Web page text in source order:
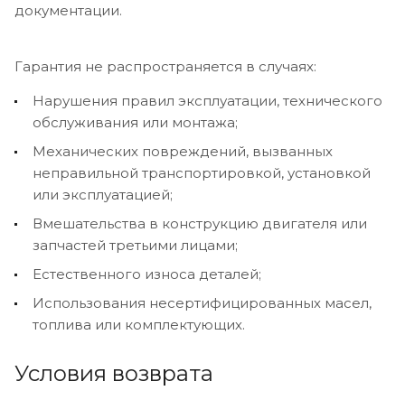
документации.
Гарантия не распространяется в случаях:
Нарушения правил эксплуатации, технического
обслуживания или монтажа;
Механических повреждений, вызванных
неправильной транспортировкой, установкой
или эксплуатацией;
Вмешательства в конструкцию двигателя или
запчастей третьими лицами;
Естественного износа деталей;
Использования несертифицированных масел,
топлива или комплектующих.
Условия возврата